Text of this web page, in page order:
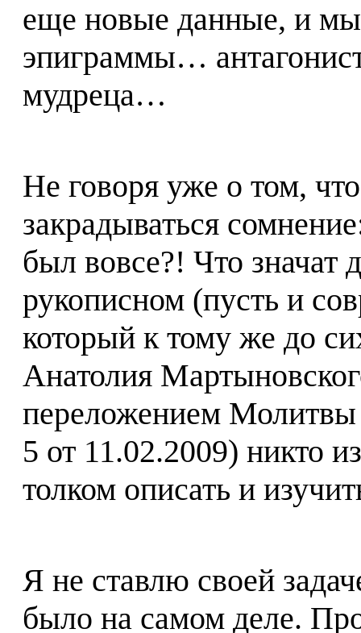
еще новые данные, и
эпиграммы…
мудреца…
Не говоря уже о том,
закрадываться
был вовсе?! Что значат
рукописном (пусть и
который к тому же до
Анатолия
переложением Молитвы
5 от 11.02.2009) никто
толком описать и
Я не ставлю своей
было на самом деле.